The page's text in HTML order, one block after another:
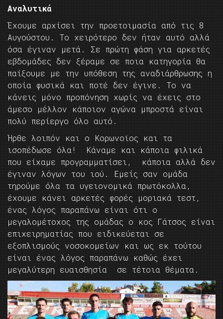
Αναλυτικά
Έχουμε αρχίσει την προετοιμασία από τις 8
Αυγούστου. Το χειρότερο δεν ήταν αυτό αλλά
όσα έγιναν μετά. Σε πρώτη φάση για αρκετές
εβδομάδες δεν ξέραμε σε ποια κατηγορία θα
παίξουμε με την υπόθεση της αναδιάρθρωσης η
οποία φυσικά και ποτέ δεν έγινε. Το να
κάνεις μόνο προπόνηση χωρίς να έχεις στο
άμεσο μέλλον κάποιον αγώνα μπροστά είναι
πολύ περίεργο όλο αυτό.
Ήρθε λοιπόν και ο Κορωνοϊος και τα
ισοπέδωσε όλα! Κάναμε και κάποια φιλικά
που είχαμε προγραμματίσει, κάποια αλλά δεν
έγιναν λόγων του ιού. Εμείς σαν ομάδα
τηρούμε όλα τα υγειονομικά πρωτόκολλα,
έχουμε κάνει αρκετές φορές μοριακά τεστ,
ένας λόγος παραπάνω είναι ότι ο
μεγαλομέτοχος της ομάδας ο κος Γάτσος είναι
επιχειρηματίας που ειδικεύεται σε
εξοπλισμούς νοσοκομείων και ως εκ τούτου
είναι ένας λόγος παραπάνω καθώς έχει
μεγαλύτερη ευαισθησία σε τέτοια θέματα.